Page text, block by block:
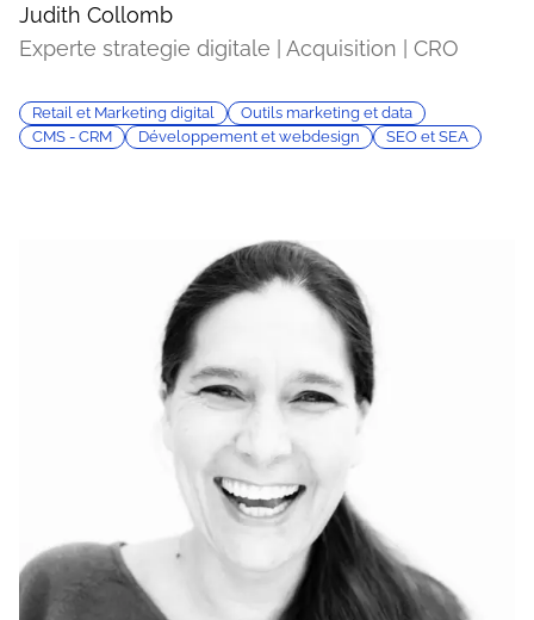
Judith Collomb
Experte strategie digitale | Acquisition | CRO
Retail et Marketing digital
Outils marketing et data
CMS - CRM
Développement et webdesign SEO et SEA